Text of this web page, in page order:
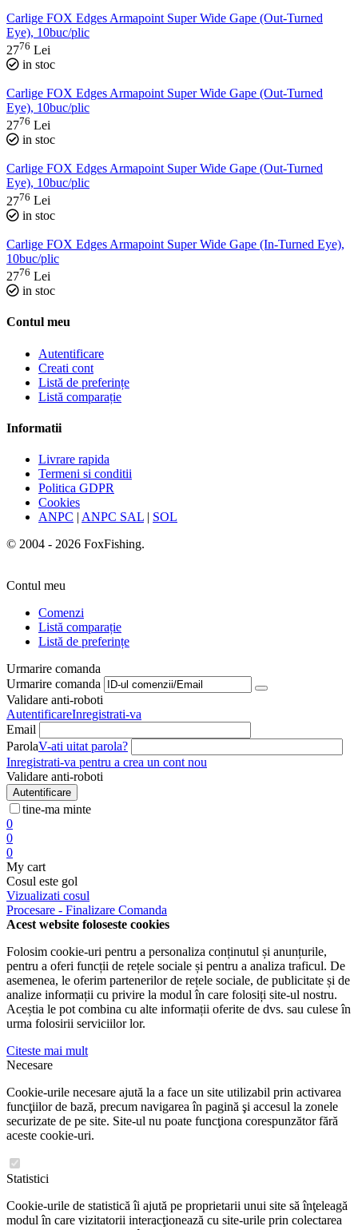
Carlige FOX Edges Armapoint Super Wide Gape (Out-Turned
Eye), 10buc/plic
2776 Lei
in stoc
Carlige FOX Edges Armapoint Super Wide Gape (Out-Turned
Eye), 10buc/plic
2776 Lei
in stoc
Carlige FOX Edges Armapoint Super Wide Gape (Out-Turned
Eye), 10buc/plic
2776 Lei
in stoc
Carlige FOX Edges Armapoint Super Wide Gape (In-Turned Eye),
10buc/plic
2776 Lei
in stoc
Contul meu
Autentificare
Creati cont
Listă de preferințe
Listă comparație
Informatii
Livrare rapida
Termeni si conditii
Politica GDPR
Cookies
ANPC | ANPC SAL | SOL
© 2004 - 2026 FoxFishing.
Contul meu
Comenzi
Listă comparație
Listă de preferințe
Urmarire comanda
Urmarire comanda
Validare anti-roboti
AutentificareInregistrati-va
Email
ParolaV-ati uitat parola?
Inregistrati-va pentru a crea un cont nou
Validare anti-roboti
Autentificare
tine-ma minte
0
0
0
My cart
Cosul este gol
Vizualizati cosul
Procesare - Finalizare Comanda
Acest website foloseste cookies
Folosim cookie-uri pentru a personaliza conținutul și anunțurile,
pentru a oferi funcții de rețele sociale și pentru a analiza traficul. De
asemenea, le oferim partenerilor de rețele sociale, de publicitate și de
analize informații cu privire la modul în care folosiți site-ul nostru.
Aceștia le pot combina cu alte informații oferite de dvs. sau culese în
urma folosirii serviciilor lor.
Citeste mai mult
Necesare
Cookie-urile necesare ajută la a face un site utilizabil prin activarea
funcţiilor de bază, precum navigarea în pagină şi accesul la zonele
securizate de pe site. Site-ul nu poate funcţiona corespunzător fără
aceste cookie-uri.
Statistici
Cookie-urile de statistică îi ajută pe proprietarii unui site să înţeleagă
modul în care vizitatorii interacţionează cu site-urile prin colectarea